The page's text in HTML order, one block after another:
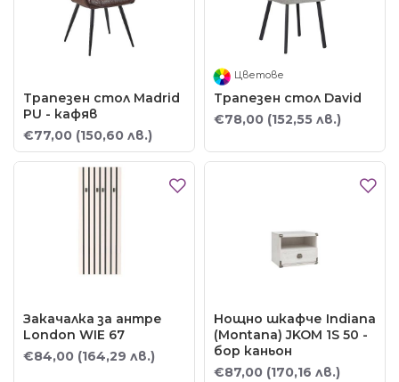
Трапезен стол Madrid
PU - кафяв
€77,00 (150,60 лв.)
Цветове
Трапезен стол David
€78,00 (152,55 лв.)
Закачалка за антре
London WIE 67
€84,00 (164,29 лв.)
Нощно шкафче Indiana
(Montana) JKOM 1S 50 -
бор каньон
€87,00 (170,16 лв.)